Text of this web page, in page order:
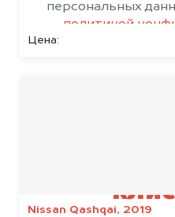
Цена:
Nissan Qashqai, 2019
персональных
политикой